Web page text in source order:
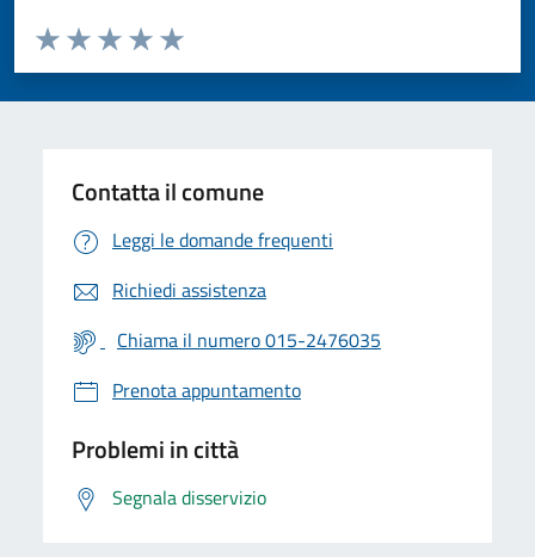
Valuta da 1 a 5 stelle la pagina
Valuta 5 stelle su 5
Valuta 4 stelle su 5
Valuta 3 stelle su 5
Valuta 2 stelle su 5
Valuta 1 stelle su 5
Contatta il comune
Leggi le domande frequenti
Richiedi assistenza
Chiama il numero 015-2476035
Prenota appuntamento
Problemi in città
Segnala disservizio